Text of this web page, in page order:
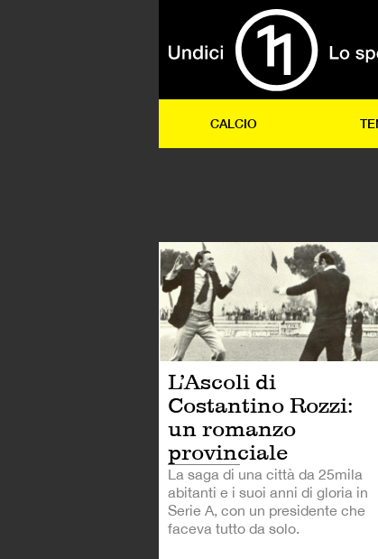
CALCIO
L’Ascoli di
Costantino Rozzi:
un romanzo
provinciale
La saga di una città da 25mila
abitanti e i suoi anni di gloria in
Serie A, con un presidente che
faceva tutto da solo.